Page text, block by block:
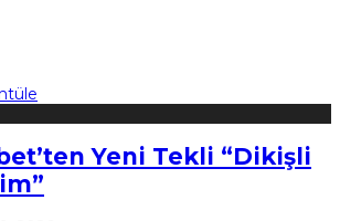
Yeni Tekli “Dikişli